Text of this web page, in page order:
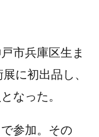
市兵庫区生ま
に初出品し、
なった。
参加。その